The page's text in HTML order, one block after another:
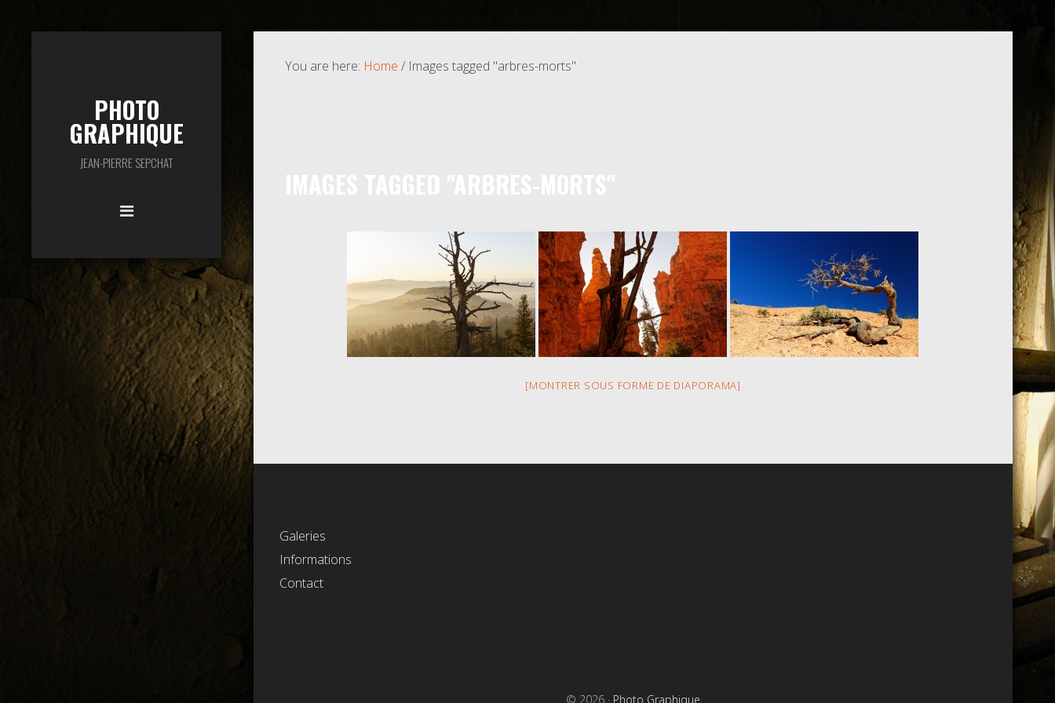
PHOTO
GRAPHIQUE
JEAN-PIERRE SEPCHAT
You are here: Home /Images tagged "arbres-morts"
[MONTRER SOUS FORME DE DIAPORAMA]
Galeries
Informations
Contact
© 2026 · Photo Graphique